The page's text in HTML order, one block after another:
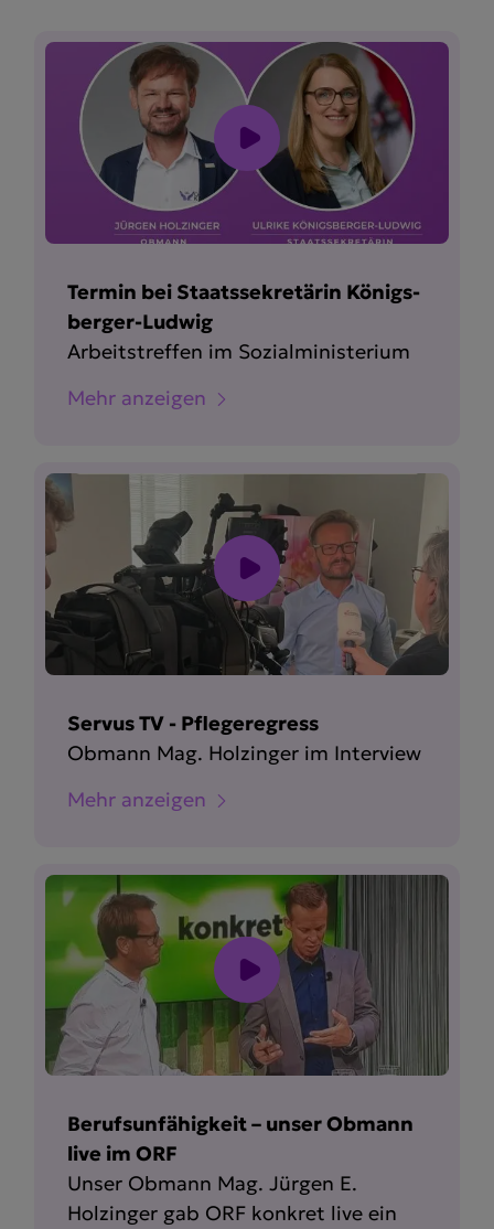
Termin bei Staats­se­kre­tärin Königs­
berger-Ludwig
Arbeits­treffen im Sozial­mi­nis­terium
Mehr anzeigen
Servus TV - Pflegeregress
Obmann Mag. Holzinger im Interview
Mehr anzeigen
Berufsunfähigkeit – unser Obmann
live im ORF
Unser Obmann Mag. Jürgen E.
Holzinger gab ORF konkret live ein